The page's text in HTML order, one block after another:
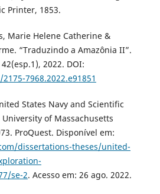
Printer, 1853.
Marie Helene Catherine &
“Traduzindo a Amazônia II”.
2022. DOI:
7968.2022.e91851
States Navy and Scientific
of Massachusetts
ProQuest. Disponível em:
dissertations-theses/united-
se-2. Acesso em: 26 ago. 2022.